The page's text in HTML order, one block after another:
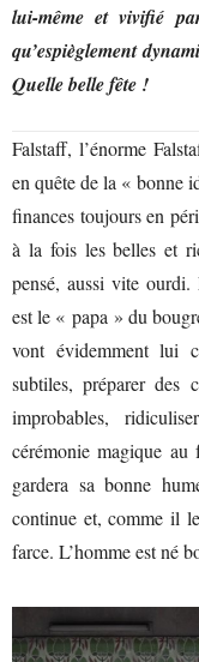
lui-même et vivifié
qu’espièglement
Quelle belle fête !
Falstaff, l’énorme
en quête de la « bonne
finances toujours en
à la fois les belles et
pensé, aussi vite
est le « papa » du
vont évidemment lui
subtiles, préparer des
improbables,
cérémonie magique
gardera sa bonne
continue et, comme il
farce. L’homme est né